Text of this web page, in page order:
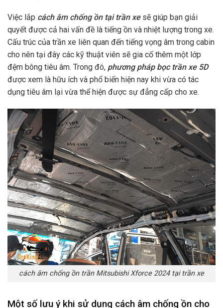
Việc lắp cách âm chống ồn tại trần xesẽ giúp bạn giải
quyết được cả hai vấn đề là tiếng ồn và nhiệt lượng trong xe.
Cấu trúc của trần xe liên quan đến tiếng vọng âm trong cabin
cho nên tại đây các kỹ thuật viên sẽ gia cố thêm một lớp
đệm bông tiêu âm. Trong đó, phương pháp bọc trần xe 5D
được xem là hữu ích và phổ biến hiện nay khi vừa có tác
dụng tiêu âm lại vừa thể hiện được sự đẳng cấp cho xe.
cách âm chống ồn trần Mitsubishi Xforce 2024 tại trần xe
Một số lưu ý khi sử dụng cách âm chống ồn cho